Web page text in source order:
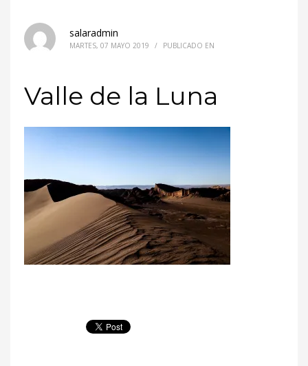
salaradmin
MARTES, 07 MAYO 2019 / PUBLICADO EN
Valle de la Luna